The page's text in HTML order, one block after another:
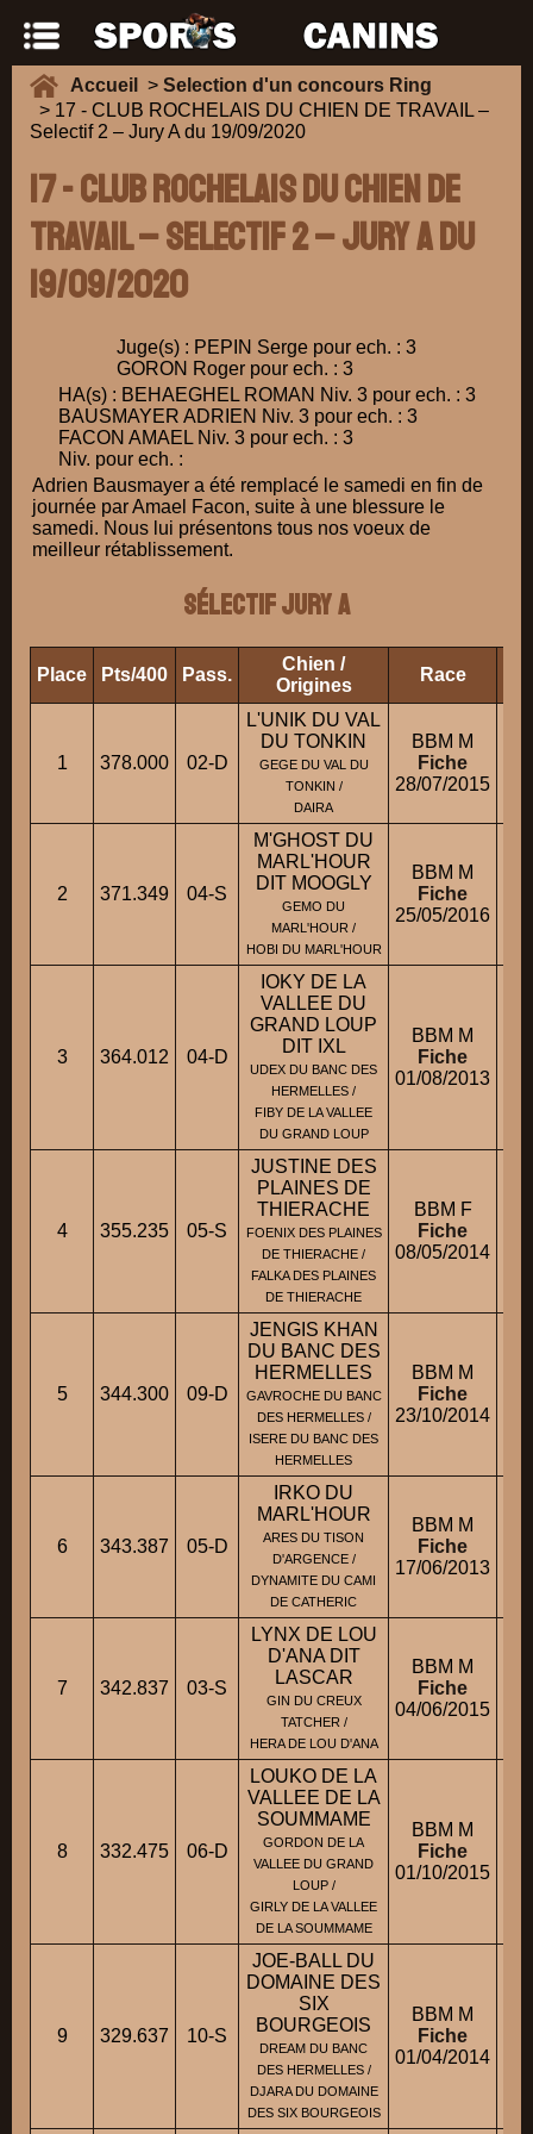
Accueil > Selection d'un concours Ring
> 17 - CLUB ROCHELAIS DU CHIEN DE TRAVAIL –
Selectif 2 – Jury A du 19/09/2020
17 - CLUB ROCHELAIS DU CHIEN DE
TRAVAIL – Selectif 2 – Jury A du
19/09/2020
Juge(s) : PEPIN Serge pour ech. : 3
GORON Roger pour ech. : 3
HA(s) : BEHAEGHEL ROMAN Niv. 3 pour ech. : 3
BAUSMAYER ADRIEN Niv. 3 pour ech. : 3
FACON AMAEL Niv. 3 pour ech. : 3
Niv. pour ech. :
Adrien Bausmayer a été remplacé le samedi en fin de
journée par Amael Facon, suite à une blessure le
samedi. Nous lui présentons tous nos voeux de
meilleur rétablissement.
Sélectif Jury A
Place Pts/400 Pass.
Chien /
Origines
Race
1 378.000 02-D
L'UNIK DU VAL
DU TONKIN
GEGE DU VAL DU
TONKIN /
DAIRA
BBM M
Fiche
28/07/2015
2 371.349 04-S
M'GHOST DU
MARL'HOUR
DIT MOOGLY
GEMO DU
MARL'HOUR /
HOBI DU MARL'HOUR
BBM M
Fiche
25/05/2016
3 364.012 04-D
IOKY DE LA
VALLEE DU
GRAND LOUP
DIT IXL
UDEX DU BANC DES
HERMELLES /
FIBY DE LA VALLEE
DU GRAND LOUP
BBM M
Fiche
01/08/2013
4 355.235 05-S
JUSTINE DES
PLAINES DE
THIERACHE
FOENIX DES PLAINES
DE THIERACHE /
FALKA DES PLAINES
DE THIERACHE
BBM F
Fiche
08/05/2014
5 344.300 09-D
JENGIS KHAN
DU BANC DES
HERMELLES
GAVROCHE DU BANC
DES HERMELLES /
ISERE DU BANC DES
HERMELLES
BBM M
Fiche
23/10/2014
6 343.387 05-D
IRKO DU
MARL'HOUR
ARES DU TISON
D'ARGENCE /
DYNAMITE DU CAMI
DE CATHERIC
BBM M
Fiche
17/06/2013
7 342.837 03-S
LYNX DE LOU
D'ANA DIT
LASCAR
GIN DU CREUX
TATCHER /
HERA DE LOU D'ANA
BBM M
Fiche
04/06/2015
8 332.475 06-D
LOUKO DE LA
VALLEE DE LA
SOUMMAME
GORDON DE LA
VALLEE DU GRAND
LOUP /
GIRLY DE LA VALLEE
DE LA SOUMMAME
BBM M
Fiche
01/10/2015
9 329.637 10-S
JOE-BALL DU
DOMAINE DES
SIX
BOURGEOIS
DREAM DU BANC
DES HERMELLES /
DJARA DU DOMAINE
DES SIX BOURGEOIS
BBM M
Fiche
01/04/2014